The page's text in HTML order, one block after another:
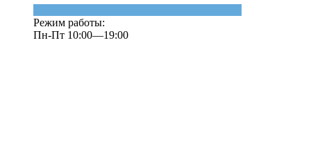
Режим работы:
Пн-Пт 10:00—19:00